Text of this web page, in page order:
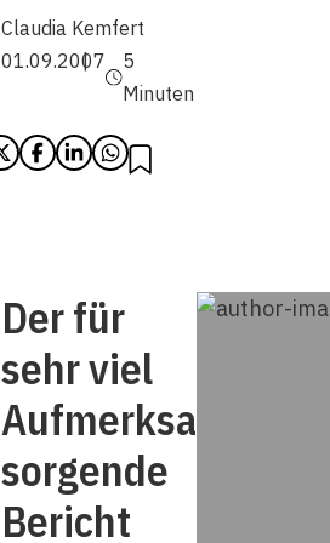
Claudia Kemfert
01.09.2007
5
Minuten
Der für
sehr viel
Aufmerksamkeit
sorgende
Bericht